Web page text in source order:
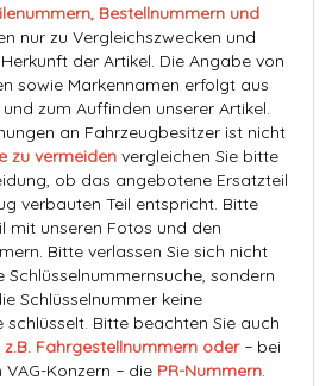
Bestellnummern und
nur zu Vergleichszwecken und
der Artikel. Die Angabe von
sowie Markennamen erfolgt aus
zum Auffinden unserer Artikel.
an Fahrzeugbesitzer ist nicht
zu vermeiden vergleichen Sie bitte
ob das angebotene Ersatzteil
verbauten Teil entspricht. Bitte
mit unseren Fotos und den
Bitte verlassen Sie sich nicht
sondern
Schlüsselnummer keine
Bitte beachten Sie auch
Fahrgestellnummern oder− bei
Konzern − die PR-Nummern